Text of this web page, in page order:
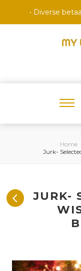
• Diverse
Home
Jurk-
JURK-